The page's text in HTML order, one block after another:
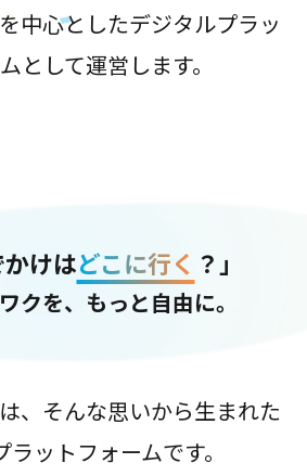
中心としたデジタルプラッ
として運営します。
かけはどこに行く ？」
クを、もっと自由に。
、そんな思いから生まれた
ットフォームです。